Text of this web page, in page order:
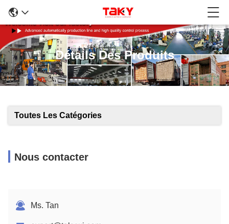
Détails Des Produits
Toutes Les Catégories
Nous contacter
Ms. Tan